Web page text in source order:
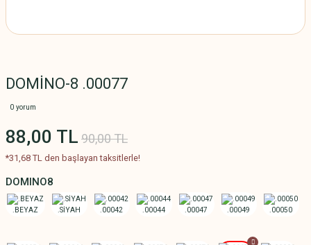
DOMİNO-8 .00077
0 yorum
88,00 TL 90,00 TL
*31,68 TL den başlayan taksitlerle!
DOMINO8